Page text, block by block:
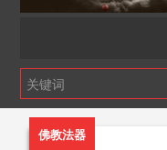
佛教法器